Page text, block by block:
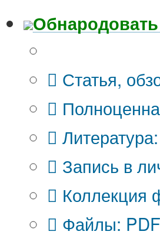
Статья,
Запись в
Коллекция
Файлы: